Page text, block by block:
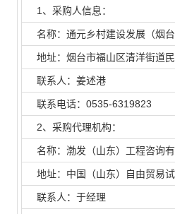
1、采购人信息：
名称：通元乡村建设发展（烟
地址：烟台市福山区清洋街道
联系人：姜述港
联系电话：0535-6319823
2、采购代理机构：
名称：渤发（山东）工程咨询
地址：中国（山东）自由贸易
联系人：于经理